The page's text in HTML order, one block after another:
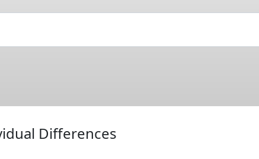
Differences